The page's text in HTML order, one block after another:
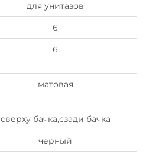
для унитазов
6
6
матовая
сверху бачка,сзади бачка
черный